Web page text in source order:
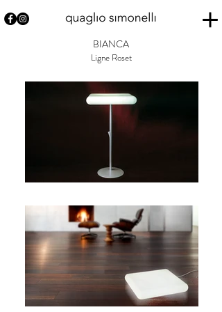
BIANCA
Ligne Roset